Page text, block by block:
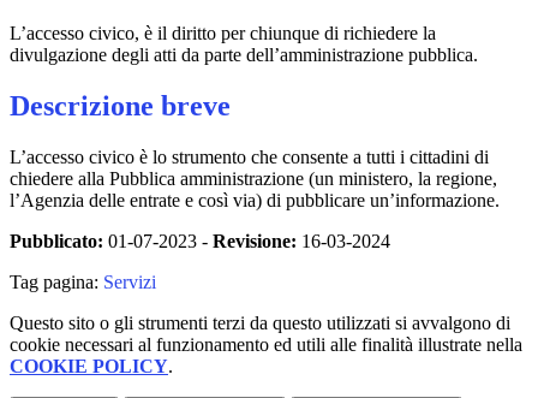
L’accesso civico, è il diritto per chiunque di richiedere la
divulgazione degli atti da parte dell’amministrazione pubblica.
Descrizione breve
L’accesso civico è lo strumento che consente a tutti i cittadini di
chiedere alla Pubblica amministrazione (un ministero, la regione,
l’Agenzia delle entrate e così via) di pubblicare un’informazione.
Pubblicato: 01-07-2023 - Revisione: 16-03-2024
Tag pagina: Servizi
Questo sito o gli strumenti terzi da questo utilizzati si avvalgono di
cookie necessari al funzionamento ed utili alle finalità illustrate nella
COOKIE POLICY.